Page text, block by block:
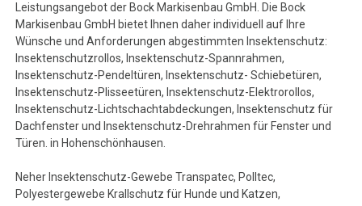
Leistungsangebot der Bock Markisenbau GmbH. Die Bock
Markisenbau GmbH bietet Ihnen daher individuell auf Ihre
Wünsche und Anforderungen abgestimmten Insektenschutz:
Insektenschutzrollos, Insektenschutz-Spannrahmen,
Insektenschutz-Pendeltüren, Insektenschutz- Schiebetüren,
Insektenschutz-Plisseetüren, Insektenschutz-Elektrorollos,
Insektenschutz-Lichtschachtabdeckungen, Insektenschutz für
Dachfenster und Insektenschutz-Drehrahmen für Fenster und
Türen. in Hohenschönhausen.
Neher Insektenschutz-Gewebe Transpatec, Polltec,
Polyestergewebe Krallschutz für Hunde und Katzen,